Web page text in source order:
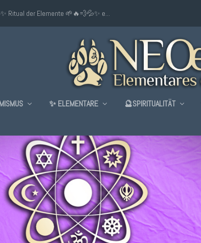
Ritual der Elemente 🌱🔥💨💦✨ e...
✨ ELEMENTARE 🔮SPIRITUALITÄT